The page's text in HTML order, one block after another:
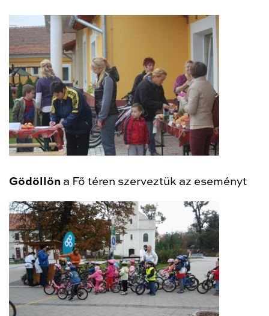
Gödöllőn a Fő téren szerveztük az eseményt